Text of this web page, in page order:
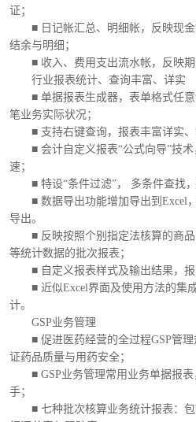
证；
■ 日记帐汇总、明细帐，反映现金
结余与明细；
■ 收入、费用支出流水帐，反映期
行业报表统计、查询丰富、详实
■ 单据报表生成器，表单格式任意
笔业务实际状况；
■ 支持右键查询，报表丰富详实、“
■ 会计自定义报表“公式向导”技术
速；
■ 特设“条件过滤”， 多条件查找，
■ 数据导出功能增加导出到Excel，
导出。
■ 反映按照个别指定法核算的商品
等统计数据的批次报表；
■ 自定义报表样式及输出结果，报
■ 近似Excel界面及使用方法的集
计。
GSP业务管理
■ 促进医药经营的全过程GSP管理
证药品质量与用药安全；
■ GSP业务管理常用业务单据报表
手；
■ 七种批次核算业务统计报表：包